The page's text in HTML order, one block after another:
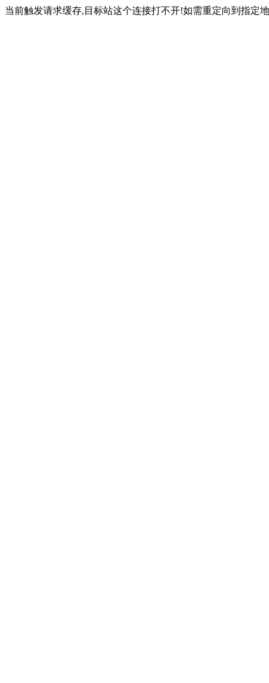
当前触发请求缓存,目标站这个连接打不开!如需重定向到指定